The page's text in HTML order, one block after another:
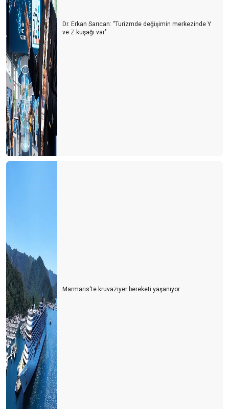
Dr. Erkan Sarıcan: ‘’Turizmde değişimin merkezinde Y
ve Z kuşağı var’’
Marmaris'te kruvaziyer bereketi yaşanıyor